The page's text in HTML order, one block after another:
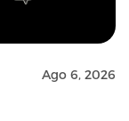
Ago 6, 2026